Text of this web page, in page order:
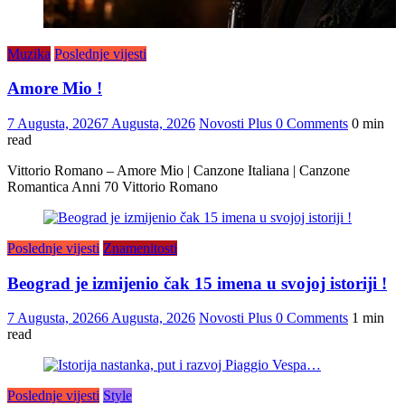
Muzika Poslednje vijesti
Amore Mio !
7 Augusta, 20267 Augusta, 2026 Novosti Plus 0 Comments 0 min
read
Vittorio Romano – Amore Mio | Canzone Italiana | Canzone
Romantica Anni 70 Vittorio Romano
Poslednje vijesti Znamenitosti
Beograd je izmijenio čak 15 imena u svojoj istoriji !
7 Augusta, 20266 Augusta, 2026 Novosti Plus 0 Comments 1 min
read
Poslednje vijesti Style